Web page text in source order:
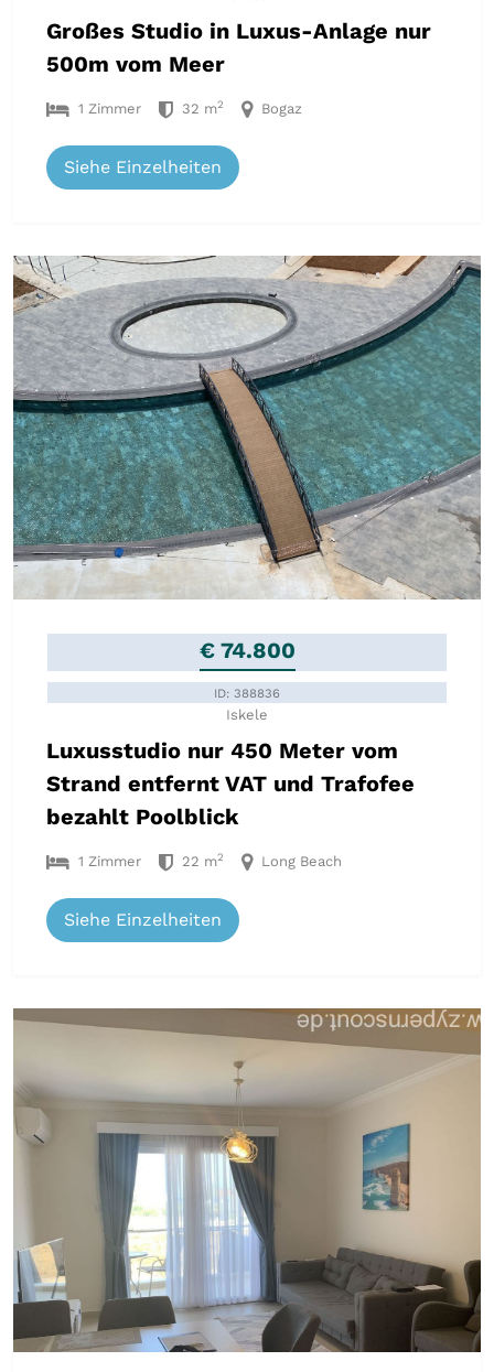
Großes Studio in Luxus-Anlage nur
500m vom Meer
1 Zimmer 32 m2 Bogaz
Siehe Einzelheiten
€ 74.800
ID: 388836
Iskele
Luxusstudio nur 450 Meter vom
Strand entfernt VAT und Trafofee
bezahlt Poolblick
1 Zimmer 22 m2 Long Beach
Siehe Einzelheiten